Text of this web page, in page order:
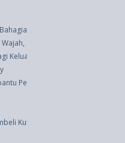
Ketika Harus Lembur
Sebenarnya?
Keluarga Anda
Pertumbuhan Rambut? Ini
Kulkas dengan Teknologi